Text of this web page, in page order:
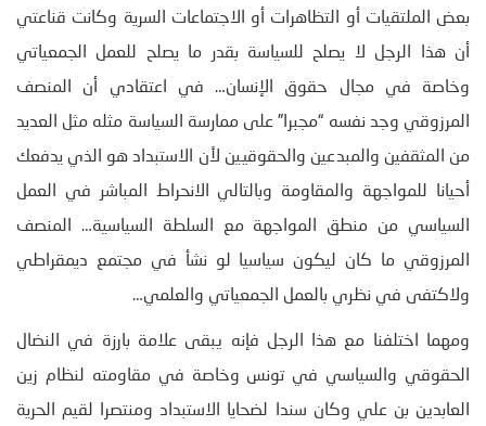
بعض الملتقيات أو التظاهرات أو الاجتماعات السرية وكانت قناعتي
أن هذا الرجل لا يصلح للسياسة بقدر ما يصلح للعمل الجمعياتي
وخاصة في مجال حقوق الإنسان… في اعتقادي أن المنصف
المرزوقي وجد نفسه “مجبرا” على ممارسة السياسة مثله مثل العديد
من المثقفين والمبدعين والحقوقيين لأن الاستبداد هو الذي يدفعك
أحيانا للمواجهة والمقاومة وبالتالي الانحراط المباشر في العمل
السياسي من منطق المواجهة مع السلطة السياسية… المنصف
المرزوقي ما كان ليكون سياسيا لو نشأ في مجتمع ديمقراطي
ولاكتفى في نظري بالعمل الجمعياتي والعلمي…
ومهما اختلفنا مع هذا الرجل فإنه يبقى علامة بارزة في النضال
الحقوقي والسياسي في تونس وخاصة في مقاومته لنظام زين
العابدين بن علي وكان سندا لضحايا الاستبداد ومنتصرا لقيم الحرية